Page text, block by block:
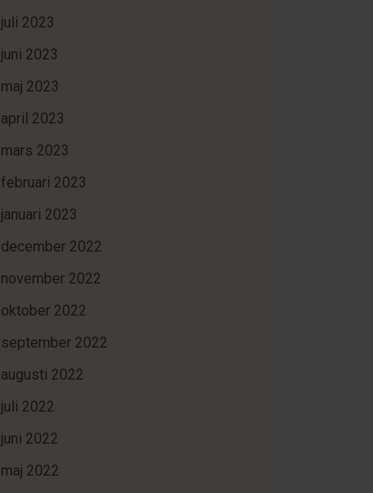
juli 2023
juni 2023
maj 2023
april 2023
mars 2023
februari 2023
januari 2023
december 2022
november 2022
oktober 2022
september 2022
augusti 2022
juli 2022
juni 2022
maj 2022